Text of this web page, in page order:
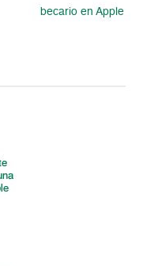
becario en Apple